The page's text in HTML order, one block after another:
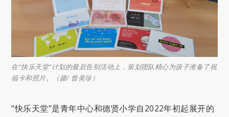
在“快乐天堂”计划的最后告别活动上，策划团队精心为孩子准备了祝
福卡和照片。（摄/ 曾美珍）
“快乐天堂”是青年中心和德贤小学自2022年初起展开的